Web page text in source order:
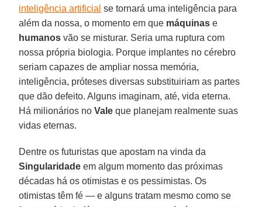
inteligência artificial se tornará uma inteligência para
além da nossa, o momento em que máquinas e
humanos vão se misturar. Seria uma ruptura com
nossa própria biologia. Porque implantes no cérebro
seriam capazes de ampliar nossa memória,
inteligência, próteses diversas substituiriam as partes
que dão defeito. Alguns imaginam, até, vida eterna.
Há milionários noVale que planejam realmente suas
vidas eternas.
Dentre os futuristas que apostam na vinda da
Singularidade em algum momento das próximas
décadas há os otimistas e os pessimistas. Os
otimistas têm fé — e alguns tratam mesmo como se